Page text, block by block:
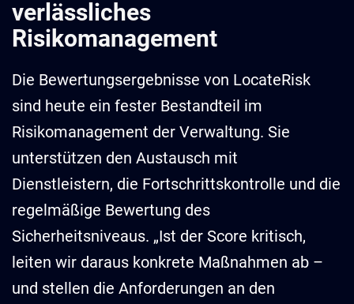
verlässliches
Risikomanagement
Die Bewertungsergebnisse von LocateRisk
sind heute ein fester Bestandteil im
Risikomanagement der Verwaltung. Sie
unterstützen den Austausch mit
Dienstleistern, die Fortschrittskontrolle und die
regelmäßige Bewertung des
Sicherheitsniveaus. „Ist der Score kritisch,
leiten wir daraus konkrete Maßnahmen ab –
und stellen die Anforderungen an den